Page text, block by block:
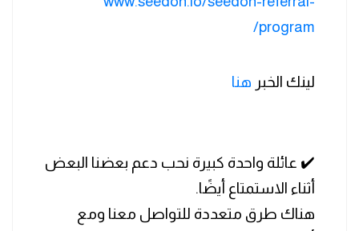
program/
لينك الخبر هنا
✔️ عائلة واحدة كبيرة نحب دعم بعضنا البعض
أثناء الاستمتاع أيضًا.
هناك طرق متعددة للتواصل معنا ومع